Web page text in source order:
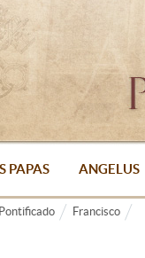
PAPAS ANGELUS
Pontificado Francisco